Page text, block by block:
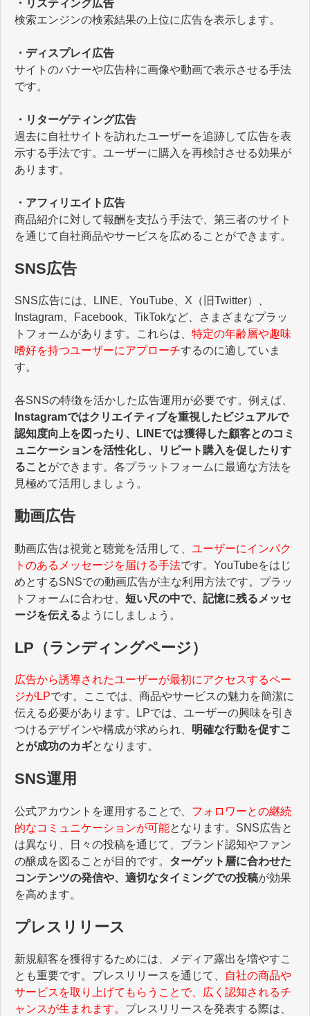
・リスティング広告
検索エンジンの検索結果の上位に広告を表示します。
・ディスプレイ広告
サイトのバナーや広告枠に画像や動画で表示させる手法
です。
・リターゲティング広告
過去に自社サイトを訪れたユーザーを追跡して広告を表
示する手法です。ユーザーに購入を再検討させる効果が
あります。
・アフィリエイト広告
商品紹介に対して報酬を支払う手法で、第三者のサイト
を通じて自社商品やサービスを広めることができます。
SNS広告
SNS広告には、LINE、YouTube、X（旧Twitter）、
Instagram、Facebook、TikTokなど、さまざまなプラッ
トフォームがあります。これらは、 特定の年齢層や趣味
嗜好を持つユーザーにアプローチするのに適していま
す。
各SNSの特徴を活かした広告運用が必要です。例えば、
Instagramではクリエイティブを重視したビジュアルで
認知度向上を図ったり、LINEでは獲得した顧客とのコミ
ュニケーションを活性化し、リピート購入を促したりす
ることができます。各プラットフォームに最適な方法を
見極めて活用しましょう。
動画広告
動画広告は視覚と聴覚を活用して、 ユーザーにインパク
トのあるメッセージを届ける手法です。YouTubeをはじ
めとするSNSでの動画広告が主な利用方法です。プラッ
トフォームに合わせ、 短い尺の中で、記憶に残るメッセ
ージを伝えるようにしましょう。
LP（ランディングページ）
広告から誘導されたユーザーが最初にアクセスするペー
ジがLPです。ここでは、商品やサービスの魅力を簡潔に
伝える必要があります。LPでは、ユーザーの興味を引き
つけるデザインや構成が求められ、 明確な行動を促すこ
とが成功のカギとなります。
SNS運用
公式アカウントを運用することで、 フォロワーとの継続
的なコミュニケーションが可能となります。SNS広告と
は異なり、日々の投稿を通じて、ブランド認知やファン
の醸成を図ることが目的です。 ターゲット層に合わせた
コンテンツの発信や、適切なタイミングでの投稿が効果
を高めます。
プレスリリース
新規顧客を獲得するためには、メディア露出を増やすこ
とも重要です。プレスリリースを通じて、
自社の商品や
サービスを取り上げてもらうことで、広く認知されるチ
ャンスが生まれます。 プレスリリースを発表する際は、